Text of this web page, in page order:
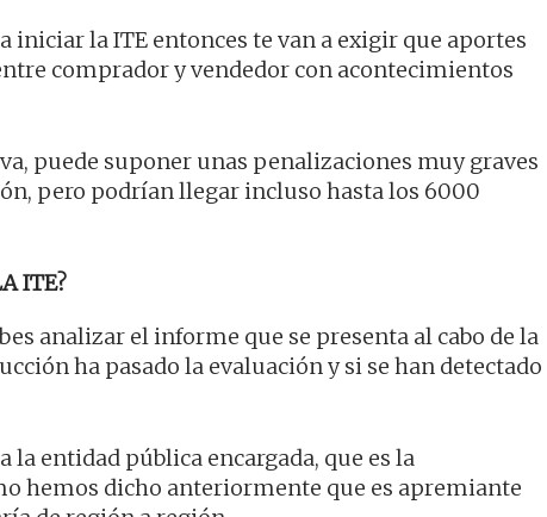
la ITE entonces te van a exigir que aportes
comprador y vendedor con acontecimientos
puede suponer unas penalizaciones muy graves
pero podrían llegar incluso hasta los 6000
ITE?
analizar el informe que se presenta al cabo de la
ha pasado la evaluación y si se han detectado
entidad pública encargada, que es la
hemos dicho anteriormente que es apremiante